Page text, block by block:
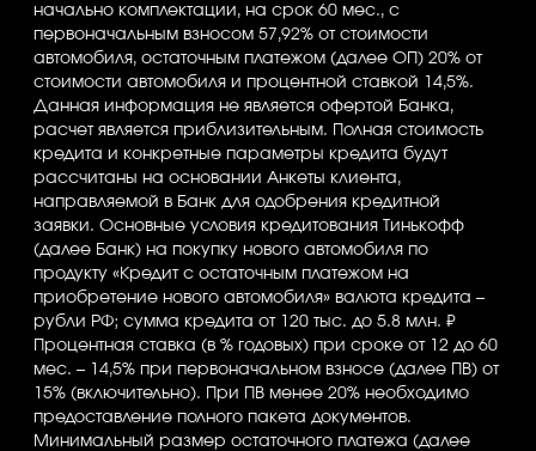
начально комплектации, на срок 60 мес., с
первоначальным взносом 57,92% от стоимости
автомобиля, остаточным платежом (далее ОП) 20% от
стоимости автомобиля и процентной ставкой 14,5%.
Данная информация не является офертой Банка,
расчет является приблизительным. Полная стоимость
кредита и конкретные параметры кредита будут
рассчитаны на основании Анкеты клиента,
направляемой в Банк для одобрения кредитной
заявки. Основные условия кредитования Тинькофф
(далее Банк) на покупку нового автомобиля по
продукту «Кредит с остаточным платежом на
приобретение нового автомобиля» валюта кредита –
рубли РФ; сумма кредита от 120 тыс. до 5.8 млн. ₽
Процентная ставка (в % годовых) при сроке от 12 до 60
мес. – 14,5% при первоначальном взносе (далее ПВ) от
15% (включительно). При ПВ менее 20% необходимо
предоставление полного пакета документов.
Минимальный размер остаточного платежа (далее